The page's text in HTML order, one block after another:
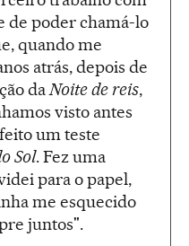
de poder chamá-lo
quando me
atrás, depois de
daNoite de reis,
visto antes
um teste
Sol. Fez uma
para o papel,
me esquecido
juntos".